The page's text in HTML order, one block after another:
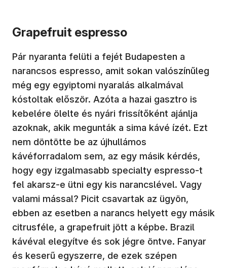
Grapefruit espresso
Pár nyaranta felüti a fejét Budapesten a
narancsos espresso, amit sokan valószínűleg
még egy egyiptomi nyaralás alkalmával
kóstoltak először. Azóta a hazai gasztro is
kebelére ölelte és nyári frissítőként ajánlja
azoknak, akik megunták a sima kávé ízét. Ezt
nem döntötte be az újhullámos
kávéforradalom sem, az egy másik kérdés,
hogy egy izgalmasabb specialty espresso-t
fel akarsz-e ütni egy kis narancslével. Vagy
valami mással? Picit csavartak az ügyön,
ebben az esetben a narancs helyett egy másik
citrusféle, a grapefruit jött a képbe. Brazil
kávéval elegyítve és sok jégre öntve. Fanyar
és keserű egyszerre, de ezek szépen